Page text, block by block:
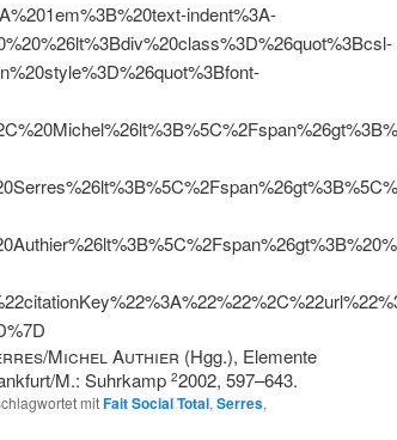
indent%3A-
/Michel Authier (Hgg.), Elemente
M.: Suhrkamp 22002, 597–643.
mitFait Social Total, Serres,